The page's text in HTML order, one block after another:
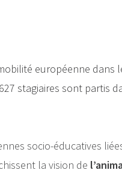
européenne dans
stagiaires sont partis
socio-éducatives
la vision de